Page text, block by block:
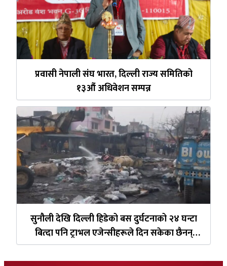
प्रवासी नेपाली संघ भारत, दिल्ली राज्य समितिको
१३औं अधिवेशन सम्पन्न
सुनौली देखि दिल्ली हिडेको बस दुर्घटनाको २४ घन्टा
बित्दा पनि ट्राभल एजेन्सीहरूले दिन सकेका छैनन्
मृतक यात्रुको विवरण